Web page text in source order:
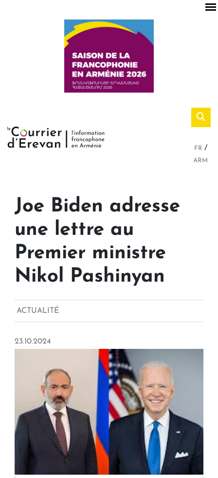
FR
ARM
Joe Biden adresse
une lettre au
Premier ministre
Nikol Pashinyan
ACTUALITÉ
23.10.2024